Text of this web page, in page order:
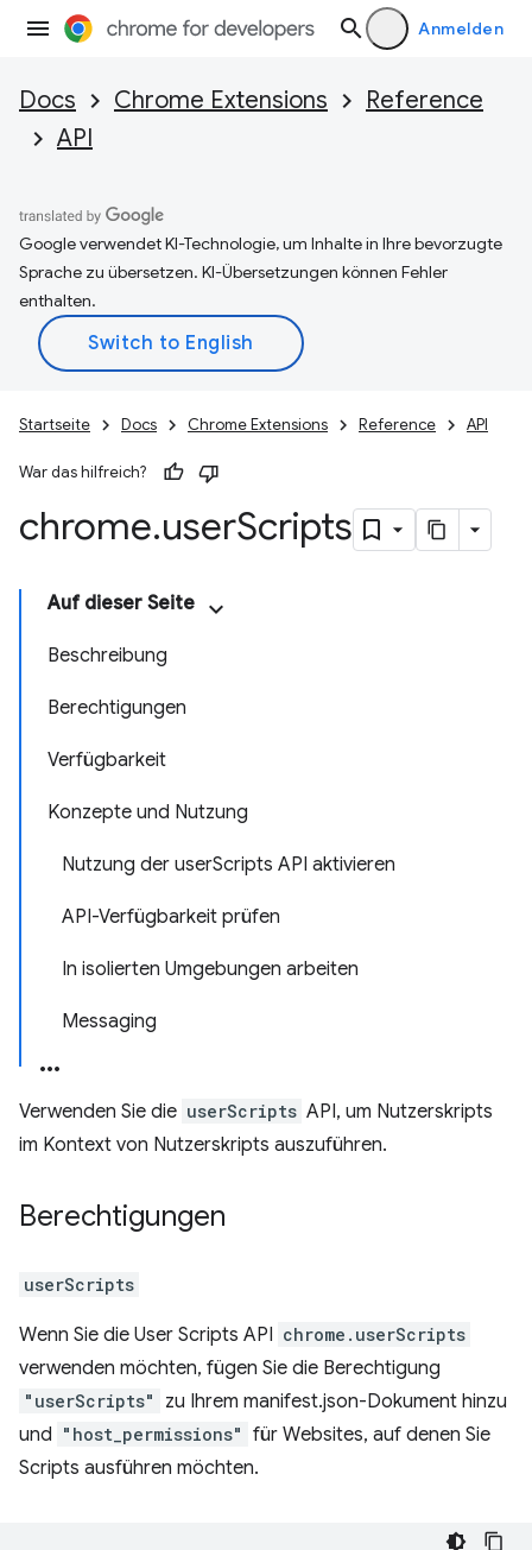
Anmelden
Docs Chrome Extensions
Reference
API
Google verwendet KI-Technologie, um Inhalte in Ihre bevorzugte
Sprache zu übersetzen. KI-Übersetzungen können Fehler
enthalten.
Startseite Docs Chrome Extensions Reference API
War das hilfreich?
chrome.userScripts
Auf dieser Seite
Beschreibung
Berechtigungen
Verfügbarkeit
Konzepte und Nutzung
Nutzung der userScripts API aktivieren
API-Verfügbarkeit prüfen
In isolierten Umgebungen arbeiten
Messaging
Verwenden Sie die userScripts API, um Nutzerskripts
im Kontext von Nutzerskripts auszuführen.
Berechtigungen
userScripts
Wenn Sie die User Scripts API chrome.userScripts
verwenden möchten, fügen Sie die Berechtigung
"userScripts"
zu Ihrem manifest.json-Dokument hinzu
und "host_permissions" für Websites, auf denen Sie
Scripts ausführen möchten.